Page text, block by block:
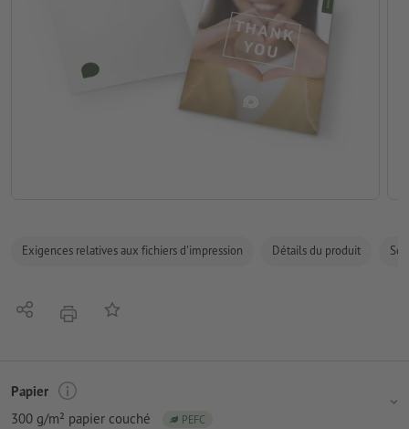
Exigences relatives aux fichiers d'impression Détails du produit
PartagerimprimerAjouter à liste d'article
Papier
300 g/m² papier couché
PEFC